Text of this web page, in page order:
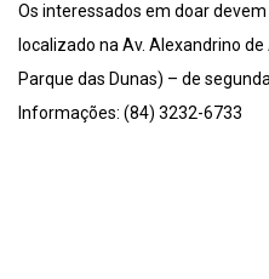
Os interessados em doar
localizado na Av. Alexandrino
Parque das Dunas) – de
Informações: (84) 3232-6733